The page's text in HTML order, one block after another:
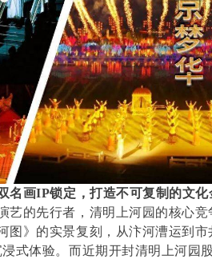
名画IP锁定，打造不可复制的文化
艺的先行者，清明上河园的核心
图》的实景复刻，从汴河漕运到
式体验。而近期开封清明上河园